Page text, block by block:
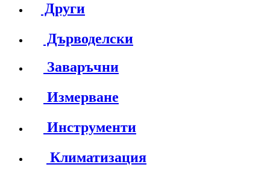
Други
Дърводелски
Заваръчни
Измерване
Инструменти
Климатизация